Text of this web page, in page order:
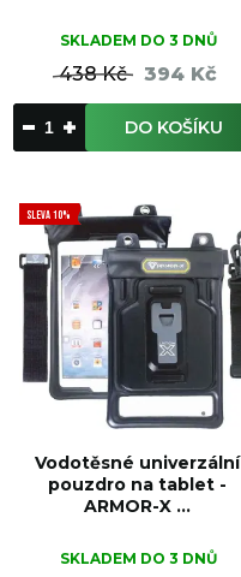
SKLADEM DO 3 DNŮ
438 Kč 394 Kč
DO KOŠÍKU
SLEVA 10%
Vodotěsné univerzální
pouzdro na tablet -
ARMOR-X ...
SKLADEM DO 3 DNŮ